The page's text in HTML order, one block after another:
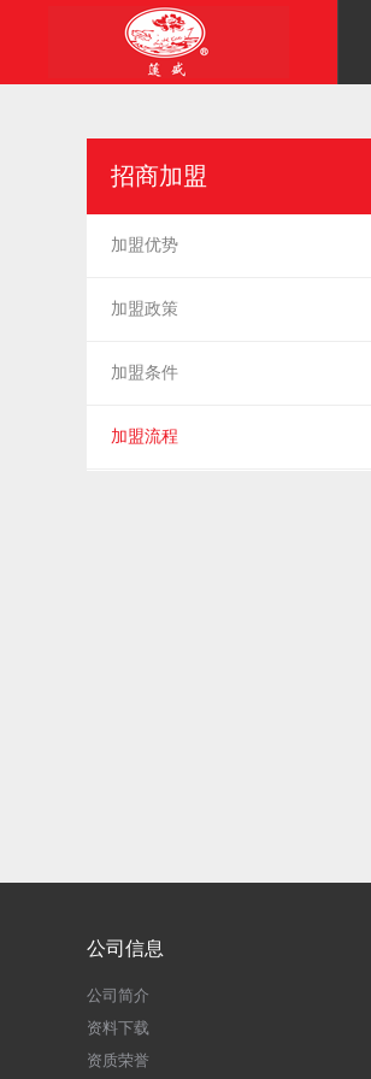
招商加盟
加盟优势
加盟政策
加盟条件
加盟流程
公司信息
公司简介
资料下载
资质荣誉